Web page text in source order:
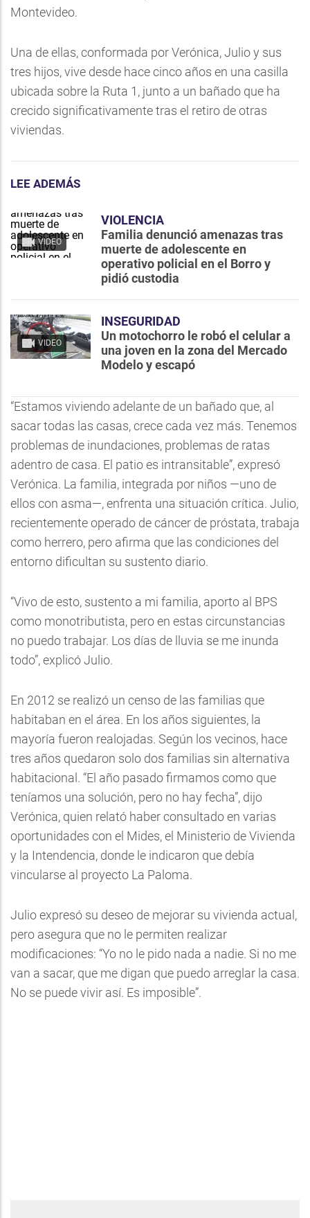
Montevideo.
Una de ellas, conformada por Verónica, Julio y sus
tres hijos, vive desde hace cinco años en una casilla
ubicada sobre la Ruta 1, junto a un bañado que ha
crecido significativamente tras el retiro de otras
viviendas.
LEE ADEMÁS
VIDEO
VIOLENCIA
Familia denunció amenazas tras
muerte de adolescente en
operativo policial en el Borro y
pidió custodia
VIDEO
INSEGURIDAD
Un motochorro le robó el celular a
una joven en la zona del Mercado
Modelo y escapó
“Estamos viviendo adelante de un bañado que, al
sacar todas las casas, crece cada vez más. Tenemos
problemas de inundaciones, problemas de ratas
adentro de casa. El patio es intransitable”, expresó
Verónica. La familia, integrada por niños —uno de
ellos con asma—, enfrenta una situación crítica. Julio,
recientemente operado de cáncer de próstata, trabaja
como herrero, pero afirma que las condiciones del
entorno dificultan su sustento diario.
“Vivo de esto, sustento a mi familia, aporto al BPS
como monotributista, pero en estas circunstancias
no puedo trabajar. Los días de lluvia se me inunda
todo”, explicó Julio.
En 2012 se realizó un censo de las familias que
habitaban en el área. En los años siguientes, la
mayoría fueron realojadas. Según los vecinos, hace
tres años quedaron solo dos familias sin alternativa
habitacional. “El año pasado firmamos como que
teníamos una solución, pero no hay fecha”, dijo
Verónica, quien relató haber consultado en varias
oportunidades con el Mides, el Ministerio de Vivienda
y la Intendencia, donde le indicaron que debía
vincularse al proyecto La Paloma.
Julio expresó su deseo de mejorar su vivienda actual,
pero asegura que no le permiten realizar
modificaciones: “Yo no le pido nada a nadie. Si no me
van a sacar, que me digan que puedo arreglar la casa.
No se puede vivir así. Es imposible”.